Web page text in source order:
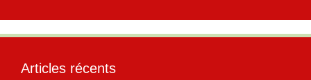
Articles récents